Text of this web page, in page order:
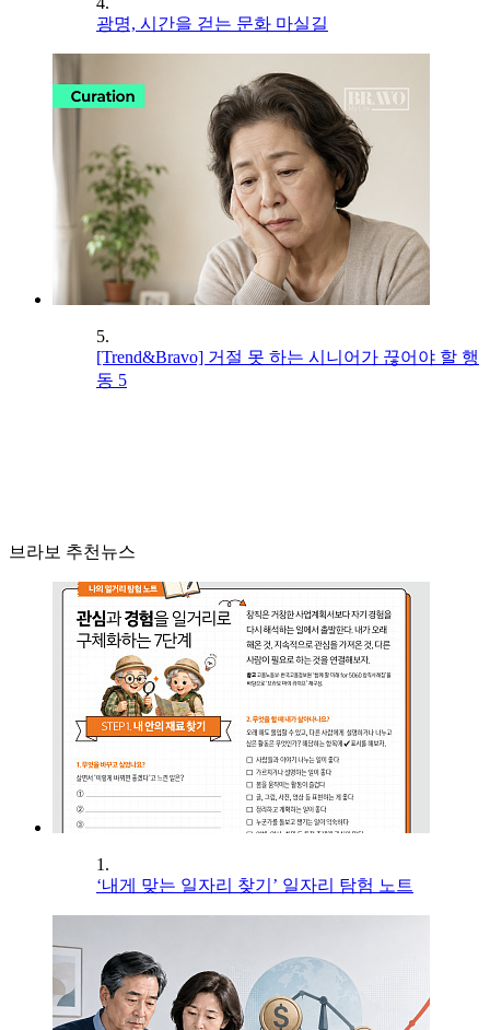
광명, 시간을 걷는 문화 마실길
5.
[Trend&Bravo] 거절 못 하는 시니어가 끊어야 할 행
동 5
브라보 추천뉴스
1.
‘내게 맞는 일자리 찾기’ 일자리 탐험 노트